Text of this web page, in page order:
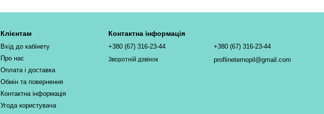
Клієнтам
Вхід до кабінету
Про нас
Оплата і доставка
Обмін та повернення
Контактна інформація
Угода користувача
Контактна інформація
+380 (67) 316-23-44
Зворотній дзвінок
+380 (67) 316-23-44
proflineternopil@gmail.com